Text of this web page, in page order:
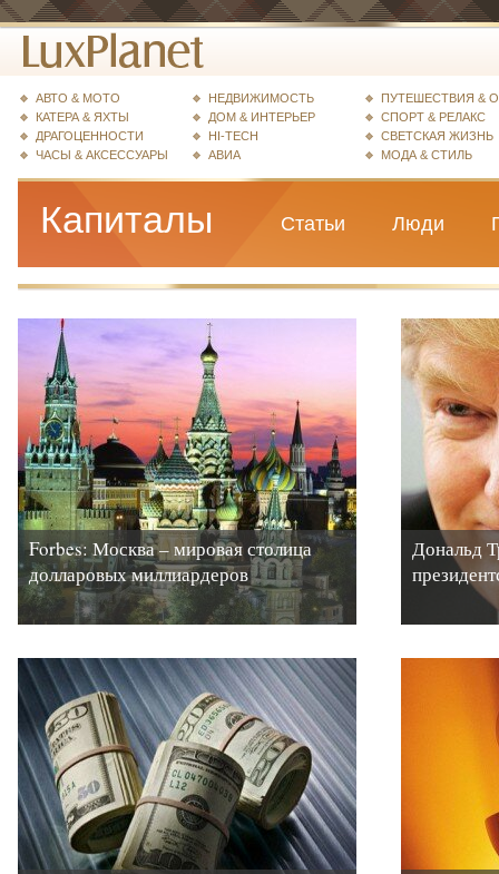
АВТО & МОТО
КАТЕРА & ЯХТЫ
ДРАГОЦЕННОСТИ
ЧАСЫ & АКСЕССУАРЫ
НЕДВИЖИМОСТЬ
ДОМ & ИНТЕРЬЕР
HI-TECH
АВИА
ПУТЕШЕСТВИЯ &
СПОРТ & РЕЛАКС
СВЕТСКАЯ ЖИЗНЬ
МОДА & СТИЛЬ
Капиталы Статьи Люди
Forbes: Москва – мировая столица
долларовых миллиардеров
Дональд